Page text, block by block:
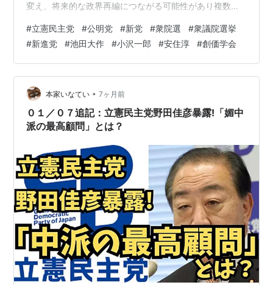
変え、将来的な政界再編につながる可能性があり複数の
挙に危機感を募らせており、新党結成で与党に対抗し、
巻き返しを図り立憲と公明両党の参院議員は残したまま
衆院議員のみで新党を立ち上げる方向で公明はこの日、
次の衆院選で小選挙区から撤退する方針を固めていて複
数の公明関係者が明らかにしていて早期解散で選挙の準
備が整わず、連立を解消した自民党の支援も見込…
#立憲民主党 #公明党 #新党 #衆院選 #衆議院選挙
#新進党 #池田大作 #小沢一郎 #安住淳 #創価学会
本家いなてい • 7ヶ月前
０１／０７追記：立憲民主党野田佳彦暴露!「媚中
派の最高顧問」とは？